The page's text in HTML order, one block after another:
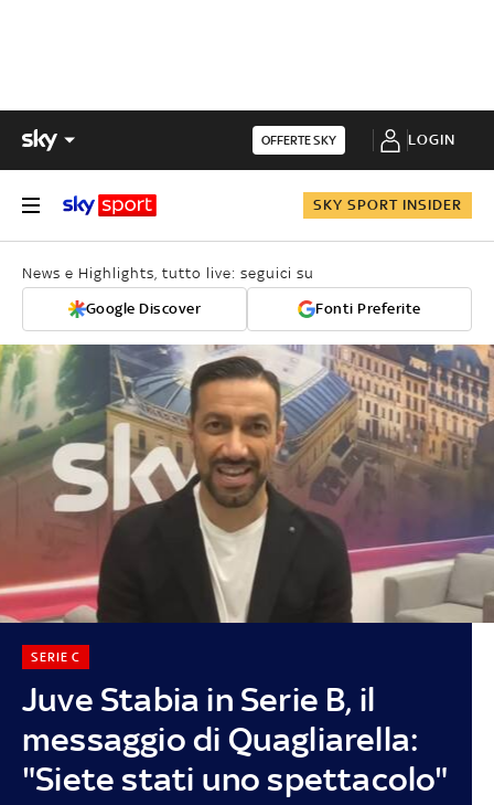
OFFERTE SKY LOGIN
SKY SPORT INSIDER
News e Highlights, tutto live: seguici su
Google Discover Fonti Preferite
Juve Stabia in Serie B, il
messaggio di Quagliarella:
"Siete stati uno spettacolo"
SERIE C